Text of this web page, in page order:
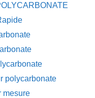
polycarbonate
mesure